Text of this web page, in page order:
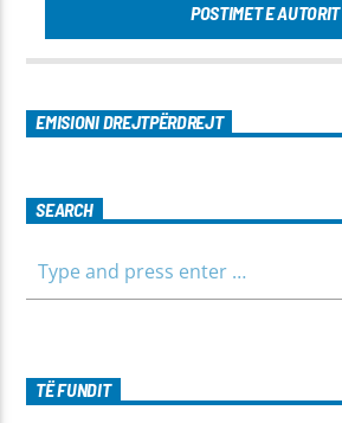
POSTIMET E AUTORIT
EMISIONI DREJTPËRDREJT
SEARCH
TË FUNDIT